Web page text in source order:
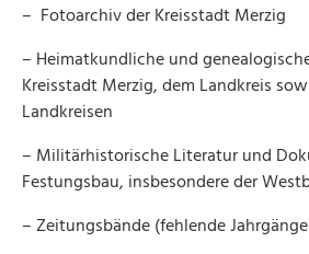
– Fotoarchiv der Kreisstadt Merzig
– Heimatkundliche und
Kreisstadt Merzig, dem Landkreis
Landkreisen
– Militärhistorische Literatur und
Festungsbau, insbesondere der
– Zeitungsbände (fehlende